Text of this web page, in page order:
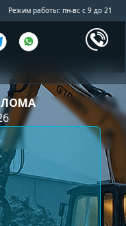
Режим работы: пн-вс с 9 до 21
ЛОМА